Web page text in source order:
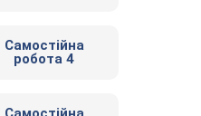
Самостійна
робота 4